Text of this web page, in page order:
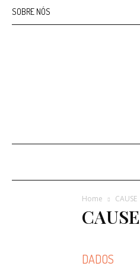
SOBRE NÓS
Home CAUSE
CAUSE
DADOS